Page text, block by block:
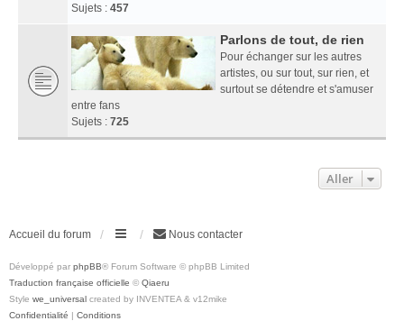
Sujets : 457
Parlons de tout, de rien
Pour échanger sur les autres
artistes, ou sur tout, sur rien, et
surtout se détendre et s'amuser
entre fans
Sujets : 725
Aller
Accueil du forum Nous contacter
Développé par phpBB® Forum Software © phpBB Limited
Traduction française officielle © Qiaeru
Style we_universal created by INVENTEA & v12mike
Confidentialité | Conditions